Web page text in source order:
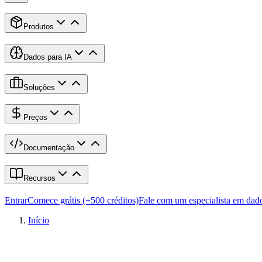
Produtos
Dados para IA
Soluções
Preços
Documentação
Recursos
EntrarComece grátis (+500 créditos)Fale com um especialista em
Início